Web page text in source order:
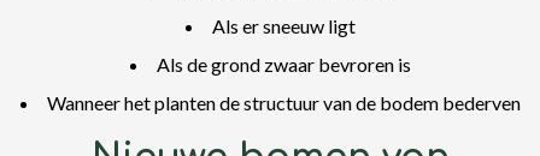
Als er sneeuw ligt
Als de grond zwaar bevroren is
Wanneer het planten de structuur van de bodem bederven